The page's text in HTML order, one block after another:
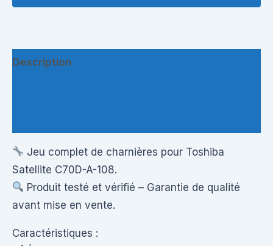
Description
Jeu complet de charnières pour Toshiba
Satellite C70D-A-108.
Produit testé et vérifié – Garantie de qualité
avant mise en vente.
Caractéristiques :